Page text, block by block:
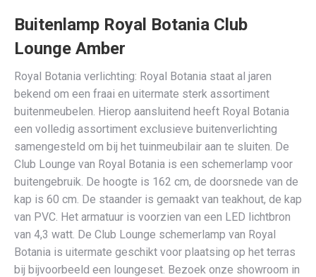
Buitenlamp Royal Botania Club
Lounge Amber
Royal Botania verlichting: Royal Botania staat al jaren
bekend om een fraai en uitermate sterk assortiment
buitenmeubelen. Hierop aansluitend heeft Royal Botania
een volledig assortiment exclusieve buitenverlichting
samengesteld om bij het tuinmeubilair aan te sluiten. De
Club Lounge van Royal Botania is een schemerlamp voor
buitengebruik. De hoogte is 162 cm, de doorsnede van de
kap is 60 cm. De staander is gemaakt van teakhout, de kap
van PVC. Het armatuur is voorzien van een LED lichtbron
van 4,3 watt. De Club Lounge schemerlamp van Royal
Botania is uitermate geschikt voor plaatsing op het terras
bij bijvoorbeeld een loungeset. Bezoek onze showroom in